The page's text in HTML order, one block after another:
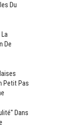
Du
De
Petit Pas
Dans